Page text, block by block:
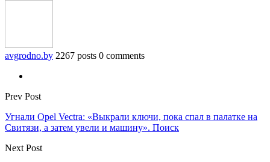
avgrodno.by 2267 posts 0 comments
Prev Post
Угнали Opel Vectra: «Выкрали ключи, пока спал в палатке на
Свитязи, а затем увели и машину». Поиск
Next Post